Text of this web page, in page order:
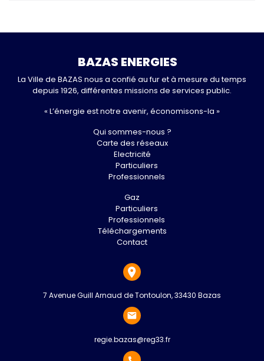
BAZAS ENERGIES
La Ville de BAZAS nous a confié au fur et à mesure du temps
depuis 1926, différentes missions de services public.
« L’énergie est notre avenir, économisons-la »
Qui sommes-nous ?
Carte des réseaux
Electricité
Particuliers
Professionnels
Gaz
Particuliers
Professionnels
Téléchargements
Contact
7 Avenue Guill Arnaud de Tontoulon, 33430 Bazas
regie.bazas@reg33.fr